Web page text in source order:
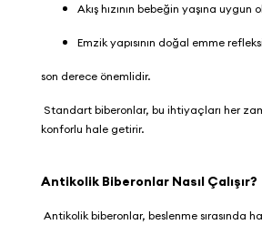
Akış hızının bebeğin yaşına uygun
Emzik yapısının doğal emme
son derece önemlidir.
Standart biberonlar, bu ihtiyaçları her
konforlu hale getirir.
Antikolik Biberonlar Nasıl Çalışır?
Antikolik biberonlar, beslenme sırasında